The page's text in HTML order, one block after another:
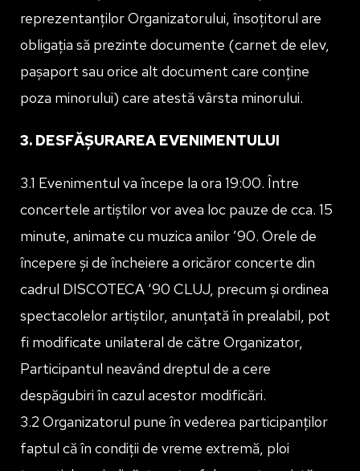
reprezentanților Organizatorului, însoțitorul are
obligația să prezinte documente (carnet de elev,
pașaport sau orice alt document care conține
poza minorului) care atestă vârsta minorului.
3. DESFĂȘURAREA EVENIMENTULUI
3.1 Evenimentul va începe la ora 19:00. Între
concertele artiștilor vor avea loc pauze de cca. 15
minute, animate cu muzica anilor ’90. Orele de
începere și de încheiere a oricăror concerte din
cadrul DISCOTECA ‘90 CLUJ, precum și ordinea
spectacolelor artiștilor, anunțată în prealabil, pot
fi modificate unilateral de către Organizator,
Participantul neavând dreptul de a cere
despăgubiri în cazul acestor modificări.
3.2 Organizatorul pune în vederea participanților
faptul că în condiții de vreme extremă, ploi